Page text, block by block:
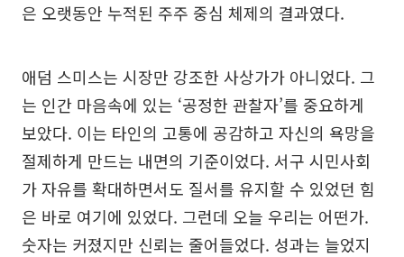
은 오랫동안 누적된 주주 중심 체제의 결과였다.
애덤 스미스는 시장만 강조한 사상가가 아니었다. 그
는 인간 마음속에 있는 ‘공정한 관찰자’를 중요하게
보았다. 이는 타인의 고통에 공감하고 자신의 욕망을
절제하게 만드는 내면의 기준이었다. 서구 시민사회
가 자유를 확대하면서도 질서를 유지할 수 있었던 힘
은 바로 여기에 있었다. 그런데 오늘 우리는 어떤가.
숫자는 커졌지만 신뢰는 줄어들었다. 성과는 늘었지